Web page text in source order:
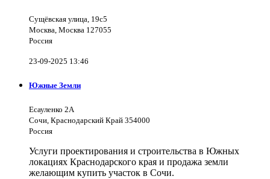
Сущёвская улица, 19с5
Москва, Москва 127055
Россия
23-09-2025 13:46
Южные Земли
Есауленко 2А
Сочи, Краснодарский Край 354000
Россия
Услуги проектирования и строительства в Южных
локациях Краснодарского края и продажа земли
желающим купить участок в Сочи.